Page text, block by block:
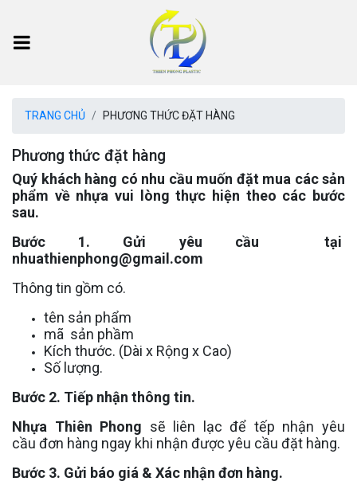
TRANG CHỦ PHƯƠNG THỨC ĐẶT HÀNG
Phương thức đặt hàng
Quý khách hàng có nhu cầu muốn đặt mua các sản
phẩm về nhựa vui lòng thực hiện theo các bước
sau.
Bước 1. Gửi yêu cầu tại
nhuathienphong@gmail.com
Thông tin gồm có.
tên sản phẩm
mã sản phầm
Kích thước. (Dài x Rộng x Cao)
Số lượng.
Bước 2. Tiếp nhận thông tin.
Nhựa Thiên Phong sẽ liên lạc để tếp nhận yêu
cầu đơn hàng ngay khi nhận được yêu cầu đặt hàng.
Bước 3. Gửi báo giá & Xác nhận đơn hàng.